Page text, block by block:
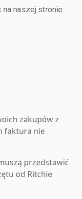
na naszej stronie
zakupów z
faktura nie
przedstawić
od Ritchie